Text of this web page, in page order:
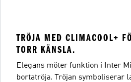
TRÖJA MED CLIMACOOL+
TORR KÄNSLA.
Elegans möter funktion i Inter
bortatröja. Tröjan symboliserar